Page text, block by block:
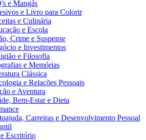
e Mangás
e Livro para Colorir
e Culinária
e Escola
Crime e Suspense
e Investimentos
e Filosofia
e Memórias
Clássica
e Relações Pessoais
e Aventura
Bem-Estar e Dieta
Carreiras e Desenvolvimento Pessoal
Escritório